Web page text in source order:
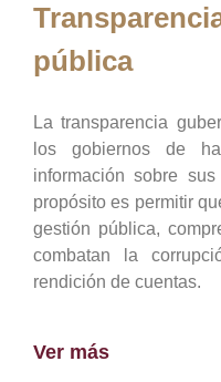
pública
La transparencia
los gobiernos de
información sobre
propósito es permitir
gestión pública,
combatan la
rendición de cuentas.
Ver más